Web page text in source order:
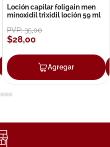
Agregar
Loción capilar foligain men
minoxidil trixidil loción 59 ml
PVP:35,00
$28,00
Agregar